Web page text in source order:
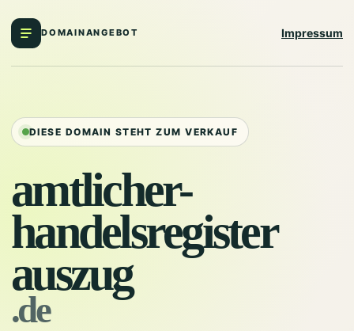
DOMAINANGEBOT Impressum
DIESE DOMAIN STEHT ZUM VERKAUF
amtlicher-
handelsregister
auszug
.de